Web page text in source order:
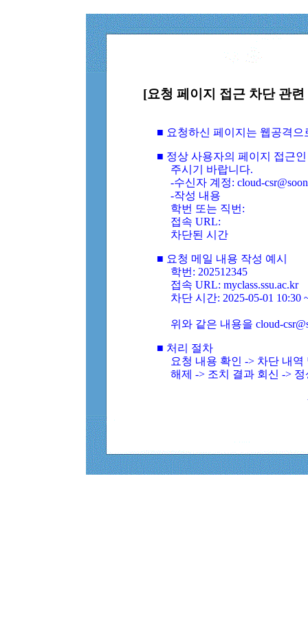
[요청 페이지 접근 차단 관
■ 요청하신 페이지는 웹공격
■ 정상 사용자의 페이지 접근
주시기 바랍니다.
-수신자 계정: cloud-
-작성 내용
학번 또는 직번:
접속 URL:
차단된 시간
■ 요청 메일 내용 작성 예시
학번: 202512345
접속 URL: myclass.ssu.ac.kr
차단 시간: 2025-05-01 10:30
위와 같은 내용을 cloud-
■ 처리 절차
요청 내용 확인 -> 차단 내
해제 -> 조치 결과 회신 ->